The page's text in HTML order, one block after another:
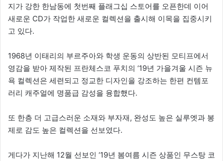
지가 강한 한남동에 첫번째 플래그십 스토어를 오픈한데 이어
새로운 CD가 작업한 새로운 컬렉션을 출시해 이목을 집중시키
고 있다.
1968년 이태리의 부르주아와 학생 운동의 상반된 모티프에서
영감을 받아 제작된 프란체스코 푸치의 ‘19년 가을겨울 시즌 뉴
욕 컬렉션은 세련되고 정교한 디자인을 강조하는 한편 컨템포
러리 캐주얼에 명품급 감성을 융합했다.
또 한층 더 고급스러운 소재와 부자재, 완성도 높은 실루엣과 봉
제로 감도 높은 컬렉션을 선보였다.
게다가 지난해 12월 선보인 ‘19년 봄여름 시즌 상품인 무스탕 코